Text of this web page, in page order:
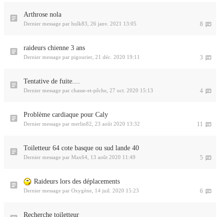
Arthrose nola
8
Dernier message par hulk83 26 janv. 2021 13:05
raideurs chienne 3 ans
3
Dernier message par pigourier 21 déc. 2020 19:11
Tentative de fuite....
4
Dernier message par chasse-et-pêche 27 oct. 2020 15:13
Problème cardiaque pour Caly
11
Dernier message par merlin82 23 août 2020 13:32
Toiletteur 64 cote basque ou sud lande 40
5
Dernier message par Max64 13 août 2020 11:49
Raideurs lors des déplacements
6
Dernier message par Oxygène 14 juil. 2020 15:23
Recherche toiletteur